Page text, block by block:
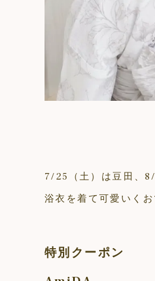
7/25（土）は豆田、
浴衣を着て可愛いく
特別クーポン